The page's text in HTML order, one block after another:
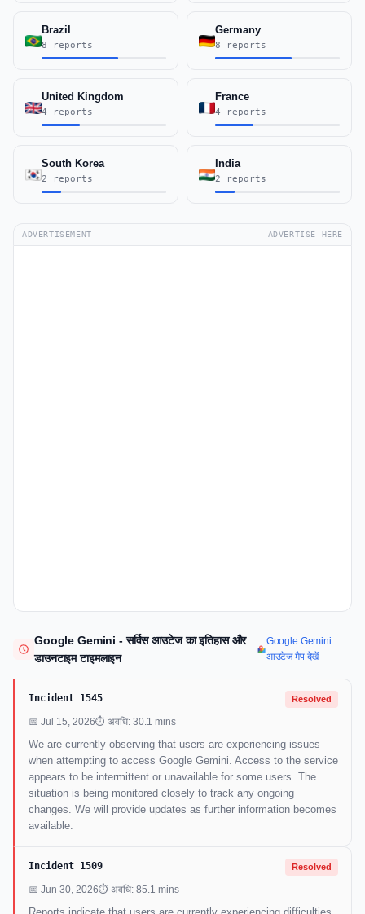
Brazil
8 reports
Germany
8 reports
United Kingdom
4 reports
France
4 reports
South Korea
2 reports
India
2 reports
ADVERTISEMENT ADVERTISE HERE
Google Gemini - सर्विस आउटेज का इतिहास और
डाउनटाइम टाइमलाइन
Google Gemini
आउटेज मैप देखें
Incident 1545 Resolved
📅 Jul 15, 2026⏱ अवधि: 30.1 mins
We are currently observing that users are experiencing issues
when attempting to access Google Gemini. Access to the service
appears to be intermittent or unavailable for some users. The
situation is being monitored closely to track any ongoing
changes. We will provide updates as further information becomes
available.
Incident 1509 Resolved
📅 Jun 30, 2026⏱ अवधि: 85.1 mins